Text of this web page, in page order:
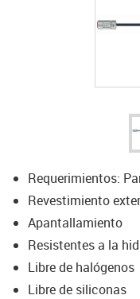
Requerimientos:
Revestimiento
Apantallamiento
Resistentes a la
Libre de halógenos
Libre de siliconas